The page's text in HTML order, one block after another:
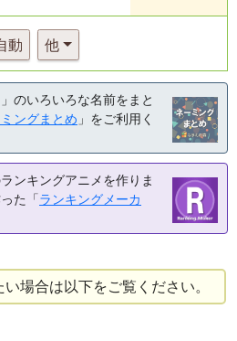
動 他
のいろいろな名前をまと
ングまとめ 」をご利用く
ンキングアニメを作りま
た「ランキングメーカ
場合は以下をご覧ください。